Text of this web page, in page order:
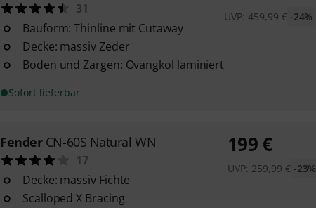
31
Bauform: Thinline mit Cutaway
Decke: massiv Zeder
Boden und Zargen: Ovangkol laminiert
Sofort lieferbar
UVP:459,99 € -24%
Fender CN-60S Natural WN
17
Decke: massiv Fichte
Scalloped X Bracing
199 €
UVP: 259,99 € -23%